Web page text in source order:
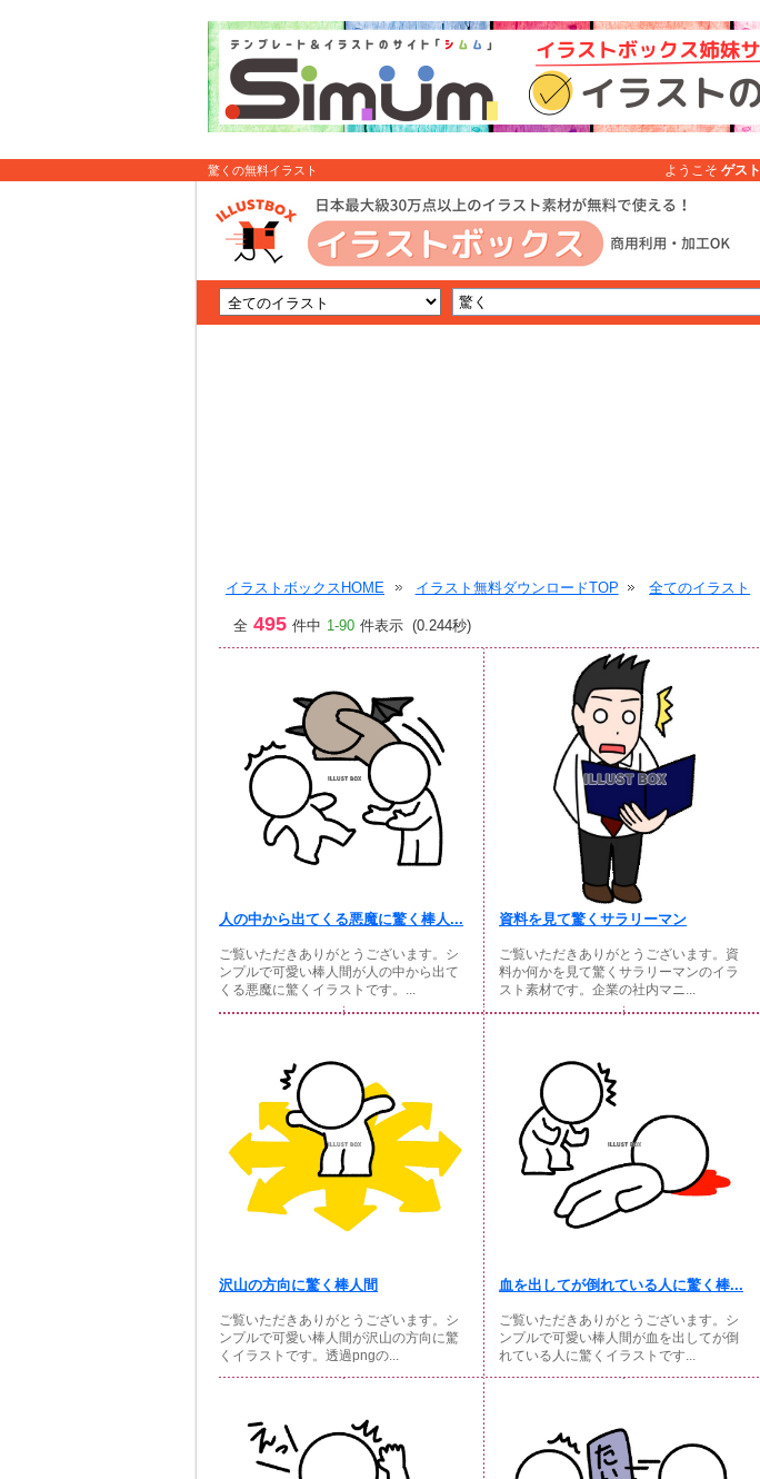
驚くの無料イラスト ようこそ ゲスト
イラストボックスHOME イラスト無料ダウンロードTOP 全てのイラスト
全 495 件中 1-90 件表示 (0.244秒)
人の中から出てくる悪魔に驚く棒人...
ご覧いただきありがとうございます。シ
ンプルで可愛い棒人間が人の中から出て
くる悪魔に驚くイラストです。...
資料を見て驚くサラリーマン
ご覧いただきありがとうございます。資
料か何かを見て驚くサラリーマンのイラ
スト素材です。企業の社内マニ...
沢山の方向に驚く棒人間
ご覧いただきありがとうございます。シ
ンプルで可愛い棒人間が沢山の方向に驚
くイラストです。透過pngの...
血を出してが倒れている人に驚く棒...
ご覧いただきありがとうございます。シ
ンプルで可愛い棒人間が血を出してが倒
れている人に驚くイラストです...